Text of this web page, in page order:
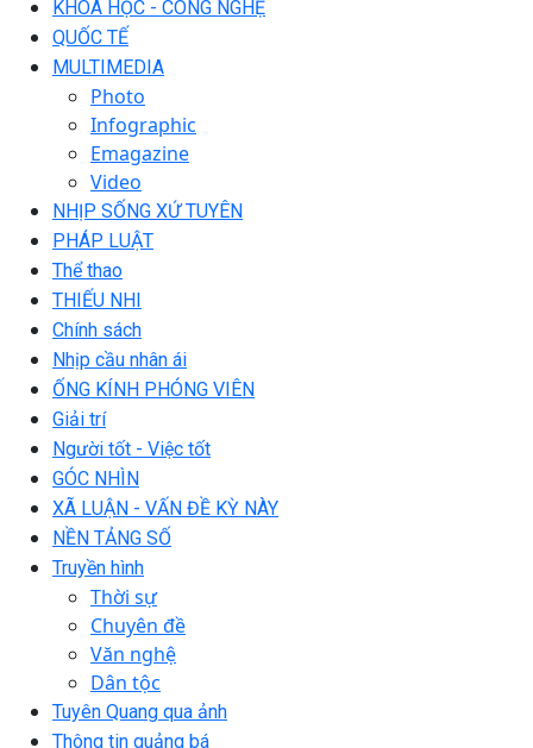
KHOA HỌC - CÔNG NGHỆ
QUỐC TẾ
MULTIMEDIA
Photo
Infographic
Emagazine
Video
NHỊP SỐNG XỨ TUYÊN
PHÁP LUẬT
Thể thao
THIẾU NHI
Chính sách
Nhịp cầu nhân ái
ỐNG KÍNH PHÓNG VIÊN
Giải trí
Người tốt - Việc tốt
GÓC NHÌN
XÃ LUẬN - VẤN ĐỀ KỲ NÀY
NỀN TẢNG SỐ
Truyền hình
Thời sự
Chuyên đề
Văn nghệ
Dân tộc
Tuyên Quang qua ảnh
Thông tin quảng bá